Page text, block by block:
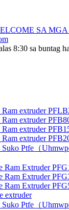
SA
8:30 sa buntag
extruder
extruder
extruder
extruder
Suko Ptfe（
Ram Extruder
Ram Extruder
Ram Extruder
extruder
Suko Ptfe（